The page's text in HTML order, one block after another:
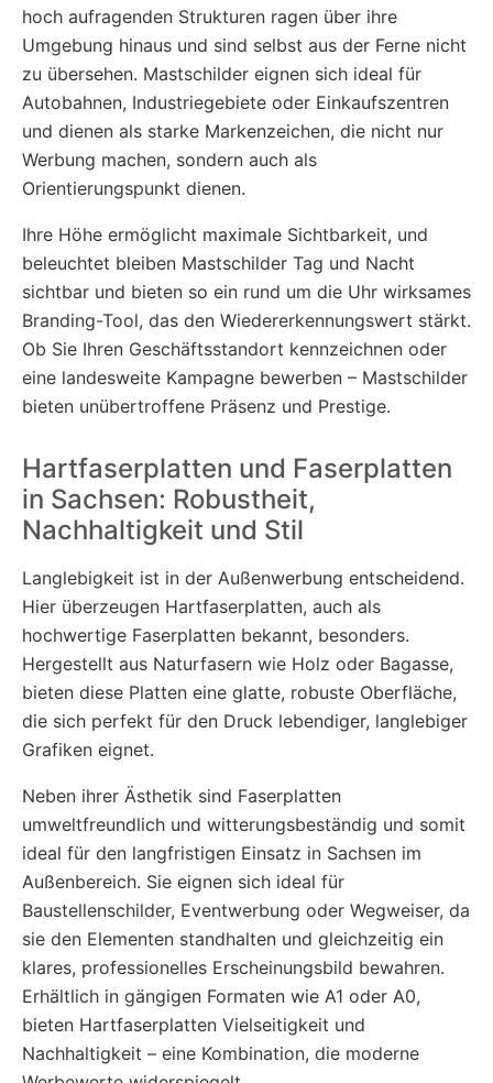
hoch aufragenden Strukturen ragen über ihre
Umgebung hinaus und sind selbst aus der Ferne nicht
zu übersehen. Mastschilder eignen sich ideal für
Autobahnen, Industriegebiete oder Einkaufszentren
und dienen als starke Markenzeichen, die nicht nur
Werbung machen, sondern auch als
Orientierungspunkt dienen.
Ihre Höhe ermöglicht maximale Sichtbarkeit, und
beleuchtet bleiben Mastschilder Tag und Nacht
sichtbar und bieten so ein rund um die Uhr wirksames
Branding-Tool, das den Wiedererkennungswert stärkt.
Ob Sie Ihren Geschäftsstandort kennzeichnen oder
eine landesweite Kampagne bewerben – Mastschilder
bieten unübertroffene Präsenz und Prestige.
Hartfaserplatten und Faserplatten
in Sachsen: Robustheit,
Nachhaltigkeit und Stil
Langlebigkeit ist in der Außenwerbung entscheidend.
Hier überzeugen Hartfaserplatten, auch als
hochwertige Faserplatten bekannt, besonders.
Hergestellt aus Naturfasern wie Holz oder Bagasse,
bieten diese Platten eine glatte, robuste Oberfläche,
die sich perfekt für den Druck lebendiger, langlebiger
Grafiken eignet.
Neben ihrer Ästhetik sind Faserplatten
umweltfreundlich und witterungsbeständig und somit
ideal für den langfristigen Einsatz in Sachsen im
Außenbereich. Sie eignen sich ideal für
Baustellenschilder, Eventwerbung oder Wegweiser, da
sie den Elementen standhalten und gleichzeitig ein
klares, professionelles Erscheinungsbild bewahren.
Erhältlich in gängigen Formaten wie A1 oder A0,
bieten Hartfaserplatten Vielseitigkeit und
Nachhaltigkeit – eine Kombination, die moderne